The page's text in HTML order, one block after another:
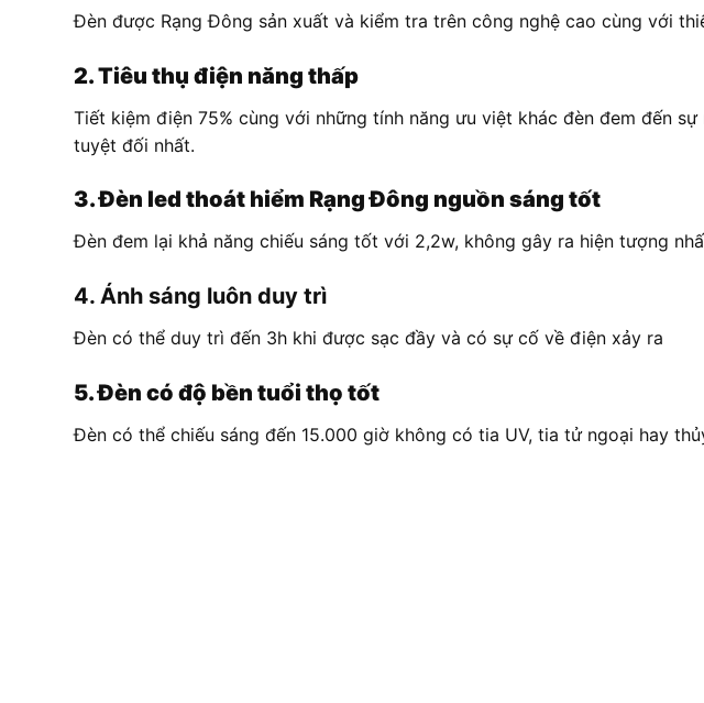
Đèn được Rạng Đông sản xuất và kiểm tra trên công nghệ cao cùng với
2. Tiêu thụ điện năng thấp
Tiết kiệm điện 75% cùng với những tính năng ưu việt khác đèn đem đến
tuyệt đối nhất.
3. Đèn led thoát hiểm Rạng Đông nguồn sáng tốt
Đèn đem lại khả năng chiếu sáng tốt với 2,2w, không gây ra hiện tượng
4. Ánh sáng luôn duy trì
Đèn có thể duy trì đến 3h khi được sạc đầy và có sự cố về điện xảy ra
5. Đèn có độ bền tuổi thọ tốt
Đèn có thể chiếu sáng đến 15.000 giờ không có tia UV, tia tử ngoại hay